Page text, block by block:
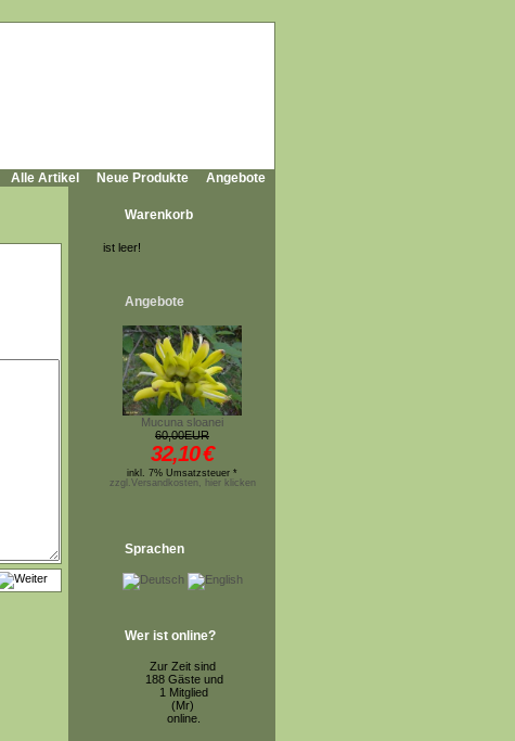
Alle Artikel Neue Produkte Angebote
Warenkorb
ist leer!
Angebote
Mucuna sloanei
60,00EUR
32,10€
inkl. 7% Umsatzsteuer *
zzgl.Versandkosten, hier klicken
Sprachen
Wer ist online?
Zur Zeit sind
188 Gäste und
1 Mitglied
(Mr)
online.